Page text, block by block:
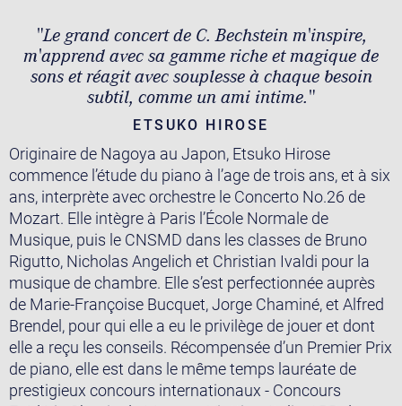
"Le grand concert de C. Bechstein m'inspire,
m'apprend avec sa gamme riche et magique de
sons et réagit avec souplesse à chaque besoin
subtil, comme un ami intime."
ETSUKO HIROSE
Originaire de Nagoya au Japon, Etsuko Hirose
commence l’étude du piano à l’age de trois ans, et à six
ans, interprète avec orchestre le Concerto No.26 de
Mozart. Elle intègre à Paris l’École Normale de
Musique, puis le CNSMD dans les classes de Bruno
Rigutto, Nicholas Angelich et Christian Ivaldi pour la
musique de chambre. Elle s’est perfectionnée auprès
de Marie-Françoise Bucquet, Jorge Chaminé, et Alfred
Brendel, pour qui elle a eu le privilège de jouer et dont
elle a reçu les conseils. Récompensée d’un Premier Prix
de piano, elle est dans le même temps lauréate de
prestigieux concours internationaux - Concours